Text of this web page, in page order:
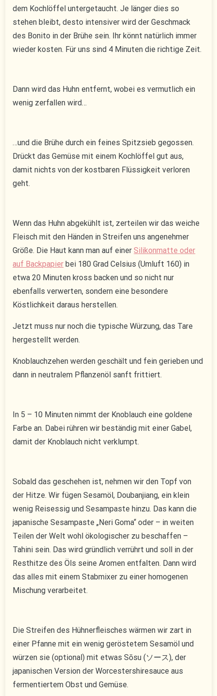
dem Kochlöffel untergetaucht. Je länger dies so
stehen bleibt, desto intensiver wird der Geschmack
des Bonito in der Brühe sein. Ihr könnt natürlich immer
wieder kosten. Für uns sind 4 Minuten die richtige Zeit.
Dann wird das Huhn entfernt, wobei es vermutlich ein
wenig zerfallen wird…
…und die Brühe durch ein feines Spitzsieb gegossen.
Drückt das Gemüse mit einem Kochlöffel gut aus,
damit nichts von der kostbaren Flüssigkeit verloren
geht.
Wenn das Huhn abgekühlt ist, zerteilen wir das weiche
Fleisch mit den Händen in Streifen uns angenehmer
Größe. Die Haut kann man auf einerSilikonmatte oder
auf Backpapier bei 180 Grad Celsius (Umluft 160) in
etwa 20 Minuten kross backen und so nicht nur
ebenfalls verwerten, sondern eine besondere
Köstlichkeit daraus herstellen.
Jetzt muss nur noch die typische Würzung, das Tare
hergestellt werden.
Knoblauchzehen werden geschält und fein gerieben und
dann in neutralem Pflanzenöl sanft frittiert.
In 5 – 10 Minuten nimmt der Knoblauch eine goldene
Farbe an. Dabei rühren wir beständig mit einer Gabel,
damit der Knoblauch nicht verklumpt.
Sobald das geschehen ist, nehmen wir den Topf von
der Hitze. Wir fügen Sesamöl, Doubanjiang, ein klein
wenig Reisessig und Sesampaste hinzu. Das kann die
japanische Sesampaste „Neri Goma“ oder – in weiten
Teilen der Welt wohl ökologischer zu beschaffen –
Tahini sein. Das wird gründlich verrührt und soll in der
Resthitze des Öls seine Aromen entfalten. Dann wird
das alles mit einem Stabmixer zu einer homogenen
Mischung verarbeitet.
Die Streifen des Hühnerfleisches wärmen wir zart in
einer Pfanne mit ein wenig geröstetem Sesamöl und
würzen sie (optional) mit etwas Sōsu (ソース), der
japanischen Version der Worcestershiresauce aus
fermentiertem Obst und Gemüse.